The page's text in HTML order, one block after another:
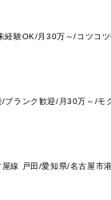
経験OK/月30万～/コツコ
ブランク歓迎/月30万～/モ
線 戸田/愛知県/名古屋市